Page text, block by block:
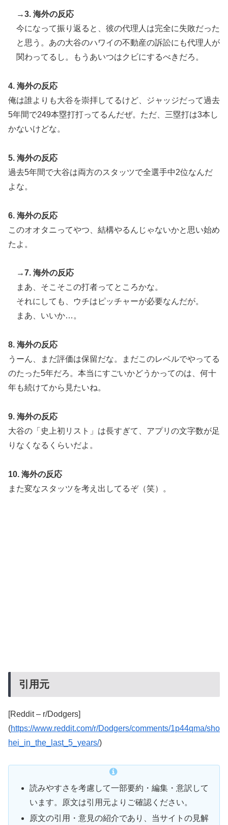
の反応をご覧ください・・・」→「」
▶ 【海外の反応】日本のウェブサイトって質の低いものが
多い気がする → 「日本のIT業界は色々と問題があるか
らな」「ゲームのUIは優れてるのに不思議」
パスポート試験対策
▶ 泳いでいる人のすぐ横に消防飛行艇が次々着水する南仏
の湖「肝心の場面で毎回カメラが逃げる」【海外の反
応】
権に泣き付くも無視されて海外失笑！【海外の反応】
▶ 韓国人「とある日本の飲食店で、韓国人店員が韓国人団
▶ 【海外の反応】アルゼンチン協会、FIFA会長に断固たる
支持を表明「隠す気もないんだなｗ」
→3. 海外の反応
今になって振り返ると、彼の代理人は完全に失敗だった
と思う。あの大谷のハワイの不動産の訴訟にも代理人が
関わってるし。もうあいつはクビにするべきだろ。
4. 海外の反応
俺は誰よりも大谷を崇拝してるけど、ジャッジだって過去
5年間で249本塁打打ってるんだぜ。ただ、三塁打は3本し
かないけどな。
5. 海外の反応
過去5年間で大谷は両方のスタッツで全選手中2位なんだ
よな。
6. 海外の反応
このオオタニってやつ、結構やるんじゃないかと思い始め
たよ。
→7. 海外の反応
まあ、そこそこの打者ってところかな。
それにしても、ウチはピッチャーが必要なんだが。
まあ、いいか…。
8. 海外の反応
うーん、まだ評価は保留だな。まだこのレベルでやってる
のたった5年だろ。本当にすごいかどうかってのは、何十
年も続けてから見たいね。
9. 海外の反応
大谷の「史上初リスト」は長すぎて、アプリの文字数が足
りなくなるくらいだよ。
10. 海外の反応
また変なスタッツを考え出してるぞ（笑）。
引用元
[Reddit – r/Dodgers]
(https://www.reddit.com/r/Dodgers/comments/1p44qma/sho
hei_in_the_last_5_years/)
読みやすさを考慮して一部要約・編集・意訳して
います。原文は引用元よりご確認ください。
原文の引用・意見の紹介であり、当サイトの見解